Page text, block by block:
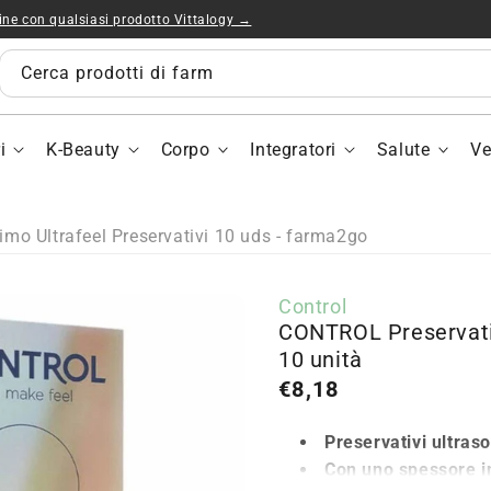
con qualsiasi prodotto Vittalogy →
Cerca prodotti di farmacia e parafarmacia...
K-Beauty Corpo Integratori Salute
Ultrafeel Preservativi 10 uds - farma2go
Control
CONTROL
10 unità
Prezzo
€8,18
Preservativi
Con uno spessore
Preservativi
Ultrafeel
10
unità
10
unità